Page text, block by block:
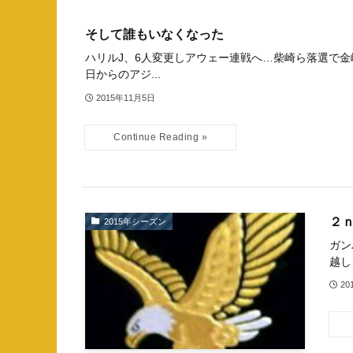
そして誰もいなくなった
ハリルJ、6人変更しアウェー連戦へ…柴崎ら落選で
日からのアジ...
2015年11月5日
2015年シーズン ２
ガ
越